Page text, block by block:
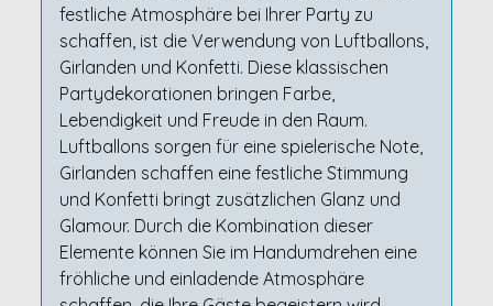
festliche Atmosphäre bei Ihrer Party zu
schaffen, ist die Verwendung von Luftballons,
Girlanden und Konfetti. Diese klassischen
Partydekorationen bringen Farbe,
Lebendigkeit und Freude in den Raum.
Luftballons sorgen für eine spielerische Note,
Girlanden schaffen eine festliche Stimmung
und Konfetti bringt zusätzlichen Glanz und
Glamour. Durch die Kombination dieser
Elemente können Sie im Handumdrehen eine
fröhliche und einladende Atmosphäre